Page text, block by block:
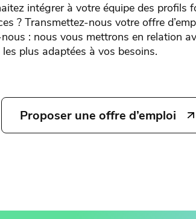
intégrer à votre équipe des profils
? Transmettez-nous votre offre
: nous vous mettrons en relation
plus adaptées à vos besoins.
Proposer une offre d’emploi